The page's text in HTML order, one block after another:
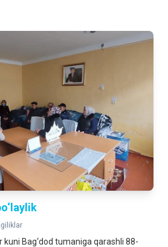
Bag‘dod tumaniga qarashli 88-